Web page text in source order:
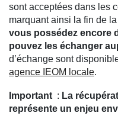
sont acceptées dans les
marquant ainsi la fin de
vous possédez encore
pouvez les échanger
d’échange sont
agence IEOM locale.
Important : La
représente un enjeu